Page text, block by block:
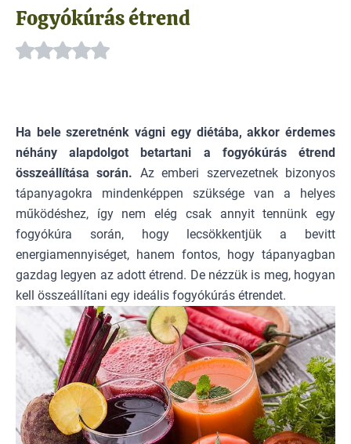
Fogyókúrás étrend
Ha bele szeretnénk vágni egy diétába, akkor érdemes
néhány alapdolgot betartani a fogyókúrás étrend
összeállítása során. Az emberi szervezetnek bizonyos
tápanyagokra mindenképpen szüksége van a helyes
működéshez, így nem elég csak annyit tennünk egy
fogyókúra során, hogy lecsökkentjük a bevitt
energiamennyiséget, hanem fontos, hogy tápanyagban
gazdag legyen az adott étrend. De nézzük is meg, hogyan
kell összeállítani egy ideális fogyókúrás étrendet.